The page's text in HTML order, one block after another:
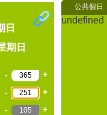
日
期日
- +
- +
- +
公共假日
undefined